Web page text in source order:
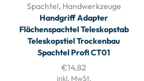
Spachtel, Handwerkzeuge
Handgriff Adapter
Flächenspachtel Teleskopstab
Teleskopstiel Trockenbau
Spachtel Profi CT01
€14,82
inkl. MwSt.